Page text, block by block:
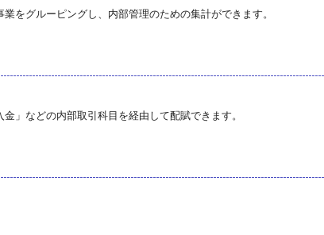
をグルーピングし、内部管理のための集計ができます。
」などの内部取引科目を経由して配賦できます。